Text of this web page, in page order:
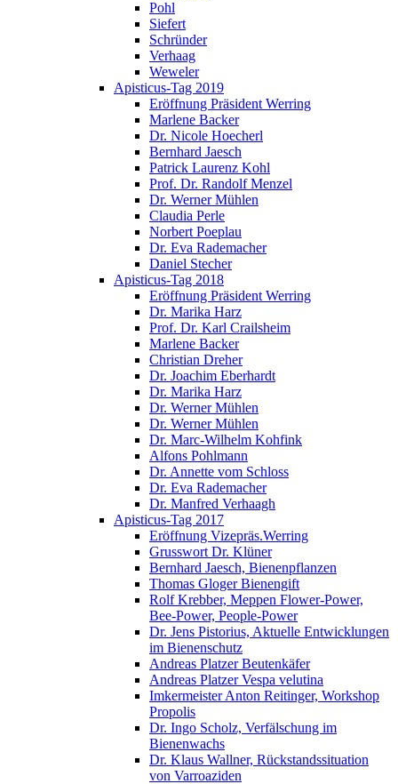
Pohl
Siefert
Schründer
Verhaag
Weweler
Apisticus-Tag 2019
Eröffnung Präsident Werring
Marlene Backer
Dr. Nicole Hoecherl
Bernhard Jaesch
Patrick Laurenz Kohl
Prof. Dr. Randolf Menzel
Dr. Werner Mühlen
Claudia Perle
Norbert Poeplau
Dr. Eva Rademacher
Daniel Stecher
Apisticus-Tag 2018
Eröffnung Präsident Werring
Dr. Marika Harz
Prof. Dr. Karl Crailsheim
Marlene Backer
Christian Dreher
Dr. Joachim Eberhardt
Dr. Marika Harz
Dr. Werner Mühlen
Dr. Werner Mühlen
Dr. Marc-Wilhelm Kohfink
Alfons Pohlmann
Dr. Annette vom Schloss
Dr. Eva Rademacher
Dr. Manfred Verhaagh
Apisticus-Tag 2017
Eröffnung Vizepräs.Werring
Grusswort Dr. Klüner
Bernhard Jaesch, Bienenpflanzen
Thomas Gloger Bienengift
Rolf Krebber, Meppen Flower-Power,
Bee-Power, People-Power
Dr. Jens Pistorius, Aktuelle Entwicklungen
im Bienenschutz
Andreas Platzer Beutenkäfer
Andreas Platzer Vespa velutina
Imkermeister Anton Reitinger, Workshop
Propolis
Dr. Ingo Scholz, Verfälschung im
Bienenwachs
Dr. Klaus Wallner, Rückstandssituation
von Varroaziden